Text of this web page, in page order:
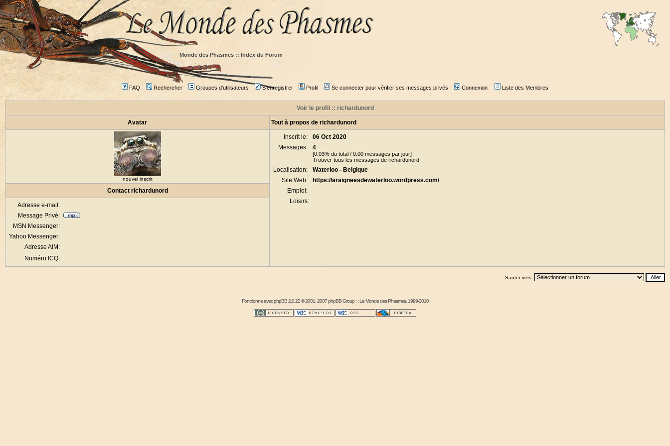
Monde des Phasmes :: Index du Forum
FAQ Rechercher Groupes d'utilisateurs S'enregistrer Profil Se connecter pour vérifier ses messages privés Connexion Liste des Membres
Voir le profil :: richardunord
Avatar Tout à propos de richardunord
nouvel inscrit
Inscrit le:
06 Oct 2020
Messages:
4
[0.03% du total / 0.00 messages par jour]
Trouver tous les messages de richardunord
Localisation:
Waterloo - Belgique
Site Web:
https://araigneesdewaterloo.wordpress.com/
Emploi:
Loisirs:
Contact richardunord
Adresse e-mail:
Message Privé:
MSN Messenger:
Yahoo Messenger:
Adresse AIM:
Numéro ICQ:
Sauter vers:
Fonctionne avecphpBB2.0.22 © 2001, 2007 phpBB Group : :Le Monde des Phasmes, 1999-2010